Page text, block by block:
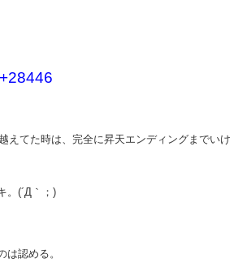
えてた時は、完全に昇天エンディングまでいけ
。(´Д｀；)
は認める。